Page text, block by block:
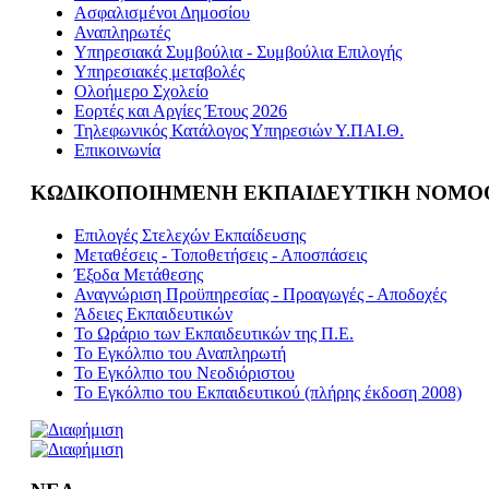
Ασφαλισμένοι Δημοσίου
Αναπληρωτές
Υπηρεσιακά Συμβούλια - Συμβούλια Επιλογής
Υπηρεσιακές μεταβολές
Ολοήμερο Σχολείο
Εορτές και Αργίες Έτους 2026
Τηλεφωνικός Κατάλογος Υπηρεσιών Υ.ΠΑΙ.Θ.
Επικοινωνία
ΚΩΔΙΚΟΠΟΙΗΜΕΝΗ ΕΚΠΑΙΔΕΥΤΙΚΗ
Επιλογές Στελεχών Εκπαίδευσης
Μεταθέσεις - Τοποθετήσεις - Αποσπάσεις
Έξοδα Μετάθεσης
Αναγνώριση Προϋπηρεσίας - Προαγωγές - Αποδοχές
Άδειες Εκπαιδευτικών
Το Ωράριο των Εκπαιδευτικών της Π.Ε.
Το Εγκόλπιο του Αναπληρωτή
Το Εγκόλπιο του Νεοδιόριστου
Το Εγκόλπιο του Εκπαιδευτικού (πλήρης έκδοση 2008)